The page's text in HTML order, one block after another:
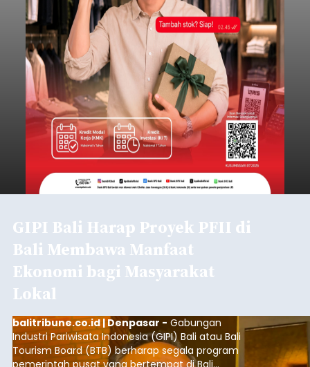
GIPI Bali Harap Proyek PFII di
Bali Membawa Manfaat
Ekonomi bagi Masyarakat
Lokal
balitribune.co.id | Denpasar - Gabungan
Industri Pariwisata Indonesia (GIPI) Bali atau Bali
Tourism Board (BTB) berharap segala program